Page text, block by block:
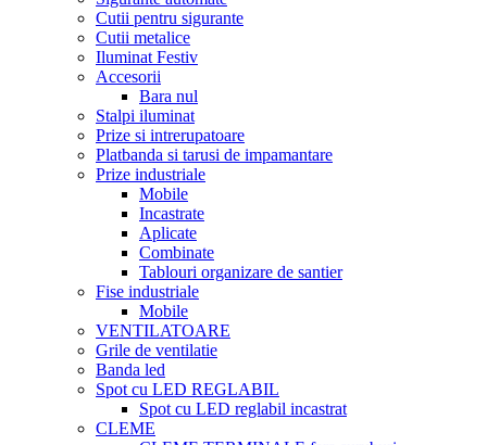
Cutii pentru sigurante
Cutii metalice
Iluminat Festiv
Accesorii
Bara nul
Stalpi iluminat
Prize si intrerupatoare
Platbanda si tarusi de impamantare
Prize industriale
Mobile
Incastrate
Aplicate
Combinate
Tablouri organizare de santier
Fise industriale
Mobile
VENTILATOARE
Grile de ventilatie
Banda led
Spot cu LED REGLABIL
Spot cu LED reglabil incastrat
CLEME